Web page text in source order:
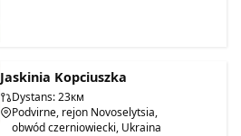
Jaskinia Kopciuszka
Dystans: 23км
Podvirne, rejon Novoselytsia,
obwód czerniowiecki, Ukraina